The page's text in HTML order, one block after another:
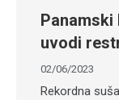
uvodi
02/06/2023
Rekordna